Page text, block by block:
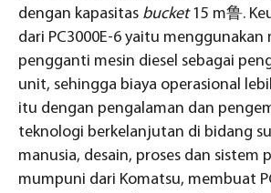
dengan kapasitas bucket15 m鲁.
dari PC3000E-6 yaitu
pengganti mesin diesel sebagai
unit, sehingga biaya operasional
itu dengan pengalaman dan
teknologi berkelanjutan di bidang
manusia, desain, proses dan sistem
mumpuni dari Komatsu, membuat